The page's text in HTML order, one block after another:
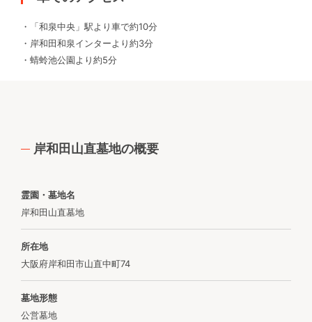
・「和泉中央」駅より車で約10分
・岸和田和泉インターより約3分
・蜻蛉池公園より約5分
岸和田山直墓地の概要
霊園・墓地名
岸和田山直墓地
所在地
大阪府岸和田市山直中町74
墓地形態
公営墓地